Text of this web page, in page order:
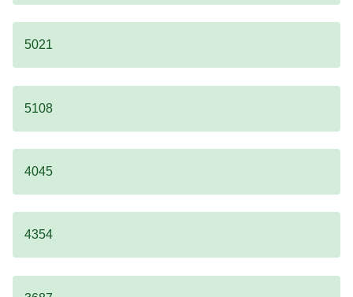
5021
5108
4045
4354